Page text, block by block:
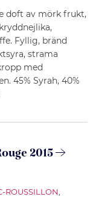
doft av mörk frukt,
Fyllig, bränd
strama
med
45% Syrah, 40%
2015
ROUSSILLON,